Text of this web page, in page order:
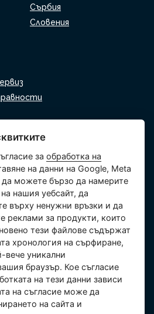
Сърбия
Словения
дребно
на бисквитки
заобработка на
на данни на Google, Meta
да можете бързо да намерите
нашия уебсайт, да
върху ненужни връзки и да
реклами за продукти, които
тези файлове съдържат
хронология на сърфиране,
вече уникални
браузър. Кое съгласие
на тези данни зависи
на съгласие може да
на сайта и